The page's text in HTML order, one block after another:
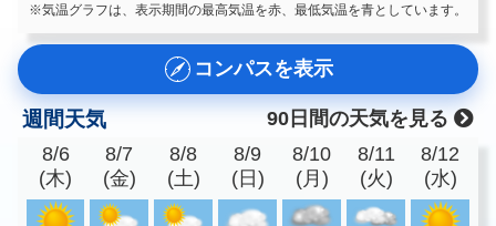
※気温グラフは、表示期間の最高気温を赤、最低気温を青としています。
コンパスを表示
週間天気
90日間の天気を見る
8/6
(木)
8/7
(金)
8/8
(土)
8/9
(日)
8/10
(月)
8/11
(火)
8/12
(水)